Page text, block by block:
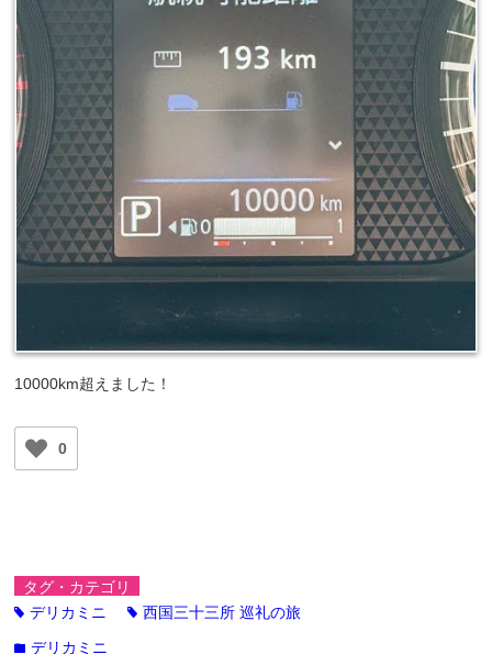
ご飯を食べている間にめっちゃ雨降ってきました。
時間的にもお寺が閉まる時間なので今日はここまで。